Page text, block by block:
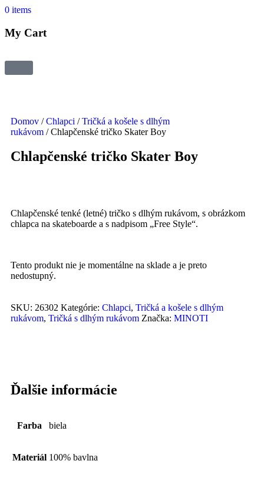
0 items
My Cart
Domov /Chlapci /Tričká a košele s dlhým
rukávom / Chlapčenské tričko Skater Boy
Chlapčenské tričko Skater Boy
Chlapčenské tenké (letné) tričko s dlhým rukávom, s obrázkom
chlapca na skateboarde a s nadpisom „Free Style“.
Tento produkt nie je momentálne na sklade a je preto
nedostupný.
SKU: 26302 Kategórie: Chlapci, Tričká a košele s dlhým
rukávom, Tričká s dlhým rukávom Značka: MINOTI
Ďalšie informácie
Farba biela
Materiál 100% bavlna